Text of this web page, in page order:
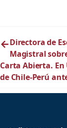
←Directora de
Magistral
Carta Abierta.
de Chile-Perú